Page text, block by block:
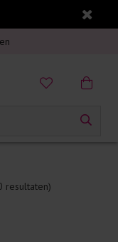
vanaf €75,-
vanaf €75,-
resultaten)